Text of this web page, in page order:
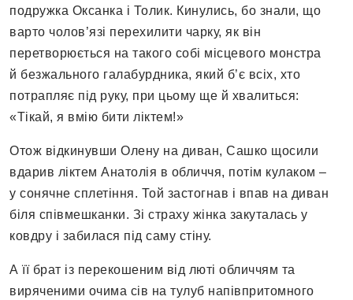
подружка Оксанка і Толик. Кинулись, бо знали, що
варто чолов’язі перехилити чарку, як він
перетворюється на такого собі місцевого монстра
й безжального галабурдника, який б’є всіх, хто
потрапляє під руку, при цьому ще й хвалиться:
«Тікай, я вмію бити ліктем!»
Отож відкинувши Олену на диван, Сашко щосили
вдарив ліктем Анатолія в обличчя, потім кулаком –
у сонячне сплетіння. Той застогнав і впав на диван
біля співмешканки. Зі страху жінка закуталась у
ковдру і забилася під саму стіну.
А її брат із перекошеним від люті обличчям та
виряченими очима сів на тулуб напівпритомного